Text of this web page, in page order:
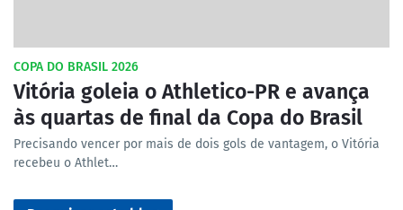
COPA DO BRASIL 2026
Vitória goleia o Athletico-PR e avança
às quartas de final da Copa do Brasil
Precisando vencer por mais de dois gols de vantagem, o Vitória
recebeu o Athlet…